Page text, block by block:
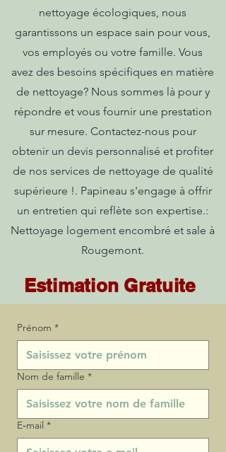
nettoyage écologiques, nous
garantissons un espace sain pour vous,
vos employés ou votre famille. Vous
avez des besoins spécifiques en matière
de nettoyage? Nous sommes là pour y
répondre et vous fournir une prestation
sur mesure. Contactez-nous pour
obtenir un devis personnalisé et profiter
de nos services de nettoyage de qualité
supérieure !. Papineau s'engage à offrir
un entretien qui reflète son expertise.:
Nettoyage logement encombré et sale à
Rougemont.
Estimation Gratuite
Prénom *
Nom de famille *
E‑mail *